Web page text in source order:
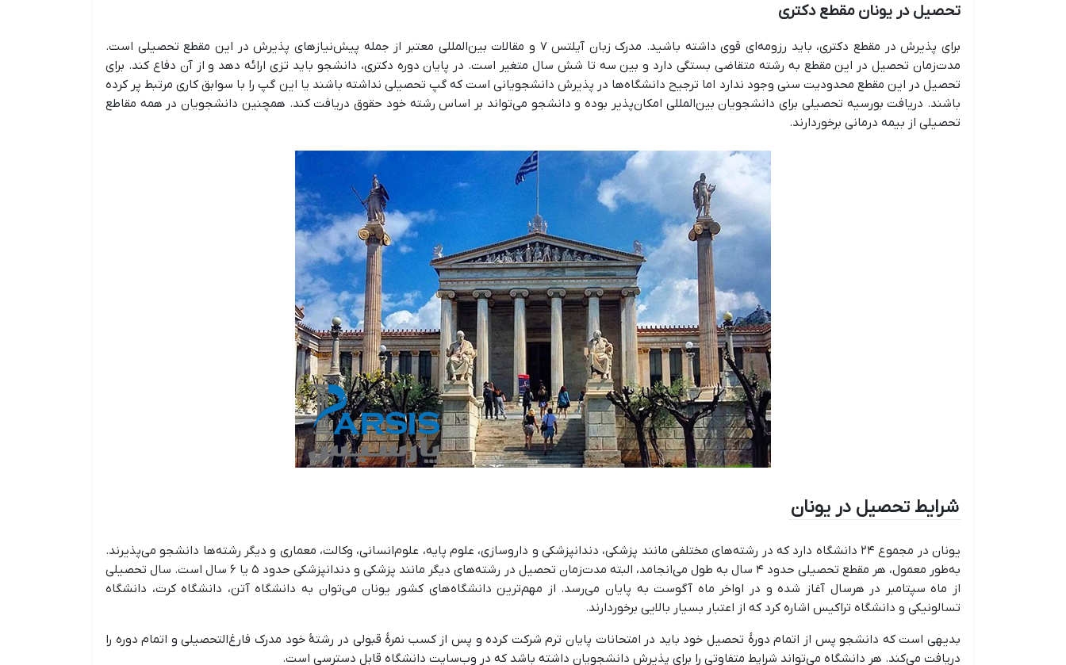
تحصیل در یونان مقطع دکتری
برای پذیرش در مقطع دکتری، باید رزومه‌ای قوی داشته باشید. مدرک زبان آیلتس ۷ و مقالات بین‌المللی معتبر از جمله پیش‌نیازهای پذیرش در این مقطع تحصیلی است.
مدت‌زمان تحصیل در این مقطع به رشته متقاضی بستگی دارد و بین سه تا شش سال متغیر است. در پایان دوره دکتری، دانشجو باید تزی ارائه دهد و از آن دفاع کند. برای
تحصیل در این مقطع محدودیت سنی وجود ندارد اما ترجیح دانشگاه‌ها در پذیرش دانشجویانی است که گپ تحصیلی نداشته باشند یا این گپ را با سوابق کاری مرتبط پر کرده
باشند. دریافت بورسیه تحصیلی برای دانشجویان بین‌المللی امکان‌پذیر بوده و دانشجو می‌تواند بر اساس رشته خود حقوق دریافت کند. همچنین دانشجویان در همه مقاطع
تحصیلی از بیمه درمانی برخوردارند.
شرایط تحصیل در یونان
یونان در مجموع ۲۴ دانشگاه دارد که در رشته‌های مختلفی مانند پزشکی، دندانپزشکی و داروسازی، علوم پایه، علوم‌انسانی، وکالت، معماری و دیگر رشته‌ها دانشجو می‌پذیرند.
به‌طور معمول، هر مقطع تحصیلی حدود ۴ سال به طول می‌انجامد، البته مدت‌زمان تحصیل در رشته‌های دیگر مانند پزشکی و دندانپزشکی حدود ۵ یا ۶ سال است. سال تحصیلی
از ماه سپتامبر در هرسال آغاز شده و در اواخر ماه آگوست به پایان می‌رسد. از مهم‌ترین دانشگاه‌های کشور یونان می‌توان به دانشگاه آتن، دانشگاه کرت، دانشگاه
تسالونیکی و دانشگاه تراکیس اشاره کرد که از اعتبار بسیار بالایی برخوردارند.
بدیهی است که دانشجو پس از اتمام دورۀ تحصیل خود باید در امتحانات پایان ترم شرکت کرده و پس از کسب نمرۀ قبولی در رشتۀ خود مدرک فارغ‌التحصیلی و اتمام دوره را
دریافت می‌کند. هر دانشگاه می‌تواند شرایط متفاوتی را برای پذیرش دانشجویان داشته باشد که در وب‌سایت دانشگاه قابل دسترسی است.